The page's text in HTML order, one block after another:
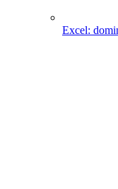
Excel: